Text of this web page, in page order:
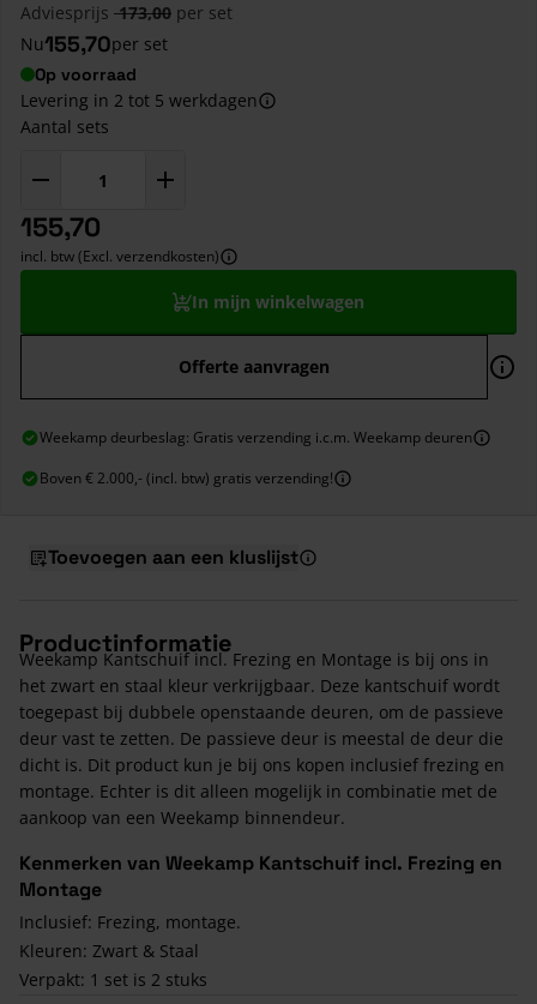
Adviesprijs 173,00 per set
Nu155,70per set
Op voorraad
Levering in 2 tot 5 werkdagen
Aantal sets
155,70
incl. btw (Excl. verzendkosten)
In mijn winkelwagen
Offerte aanvragen
Weekamp deurbeslag: Gratis verzending i.c.m. Weekamp deuren
Boven € 2.000,- (incl. btw) gratis verzending!
Toevoegen aan een kluslijst
Productinformatie
Weekamp Kantschuif incl. Frezing en Montage is bij ons in
het zwart en staal kleur verkrijgbaar. Deze kantschuif wordt
toegepast bij dubbele openstaande deuren, om de passieve
deur vast te zetten. De passieve deur is meestal de deur die
dicht is. Dit product kun je bij ons kopen inclusief frezing en
montage. Echter is dit alleen mogelijk in combinatie met de
aankoop van een Weekamp binnendeur.
Kenmerken van Weekamp Kantschuif incl. Frezing en
Montage
Inclusief: Frezing, montage.
Kleuren: Zwart & Staal
Verpakt: 1 set is 2 stuks